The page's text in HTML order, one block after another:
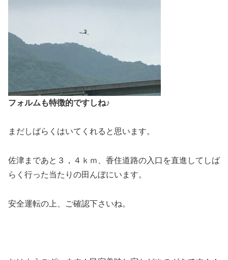
フォルムも特徴的ですしね♪
まだしばらくはいてくれると思います。
佐津まであと３，４ｋｍ、香住道路の入口を直進してしば
らく行った当たりの田んぼにいます。
安全運転の上、ご確認下さいね。